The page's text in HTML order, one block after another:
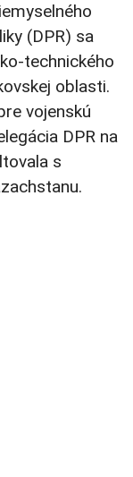
(DPR) sa
technického
oblasti.
vojenskú
DPR na
s